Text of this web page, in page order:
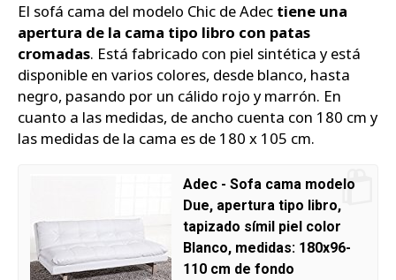
El sofá cama del modelo Chic de Adec tiene una
apertura de la cama tipo libro con patas
cromadas. Está fabricado con piel sintética y está
disponible en varios colores, desde blanco, hasta
negro, pasando por un cálido rojo y marrón. En
cuanto a las medidas, de ancho cuenta con 180 cm y
las medidas de la cama es de 180 x 105 cm.
Adec - Sofa cama modelo
Due, apertura tipo libro,
tapizado símil piel color
Blanco, medidas: 180x96-
110 cm de fondo